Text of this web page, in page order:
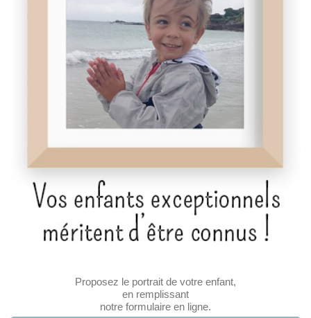
Proposez le portrait de votre enfant,
en remplissant
notre formulaire en ligne.